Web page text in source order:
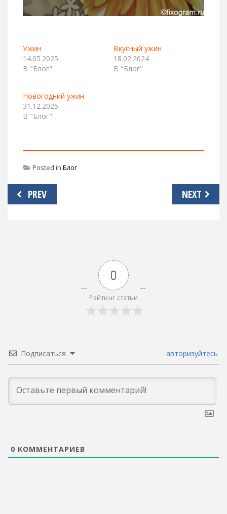
Ужин
14.05.2025
В "Блог"
Вкусный ужин
18.02.2024
В "Блог"
Новогодний ужин
31.12.2025
В "Блог"
Posted in Блог
Навигация
по
PREV NEXT
0
Рейтинг статьи
Подписаться авторизуйтесь
0 КОММЕНТАРИЕВ